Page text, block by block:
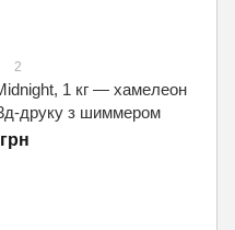
2
1 кг — хамелеон
друку з шиммером